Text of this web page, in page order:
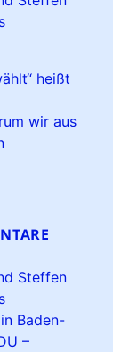
heißt
wir aus
Steffen
Baden-
–